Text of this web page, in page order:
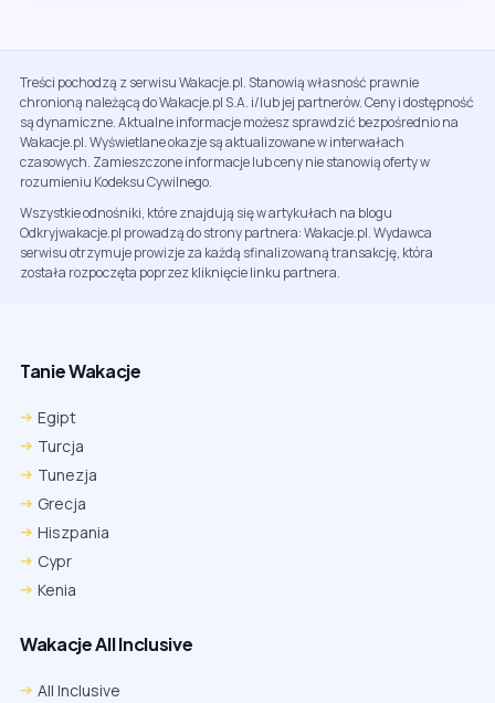
Treści pochodzą z serwisu Wakacje.pl. Stanowią własność prawnie
chronioną należącą do Wakacje.pl S.A. i/lub jej partnerów. Ceny i dostępność
są dynamiczne. Aktualne informacje możesz sprawdzić bezpośrednio na
Wakacje.pl. Wyświetlane okazje są aktualizowane w interwałach
czasowych. Zamieszczone informacje lub ceny nie stanowią oferty w
rozumieniu Kodeksu Cywilnego.
Wszystkie odnośniki, które znajdują się w artykułach na blogu
Odkryjwakacje.pl prowadzą do strony partnera: Wakacje.pl. Wydawca
serwisu otrzymuje prowizje za każdą sfinalizowaną transakcję, która
została rozpoczęta poprzez kliknięcie linku partnera.
Tanie Wakacje
Egipt
Turcja
Tunezja
Grecja
Hiszpania
Cypr
Kenia
Wakacje All Inclusive
All Inclusive